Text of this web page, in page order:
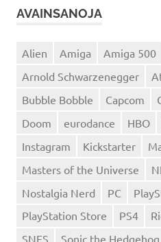
AVAINSANOJA
Alien Amiga
Amiga 500
Arnold Schwarzenegger
Bubble Bobble
Capcom
Doom
eurodance HBO
Instagram
Kickstarter
Masters of the Universe
Nostalgia Nerd
PC
PlayStation Store
PS4
SNES
Sonic the Hedgehog